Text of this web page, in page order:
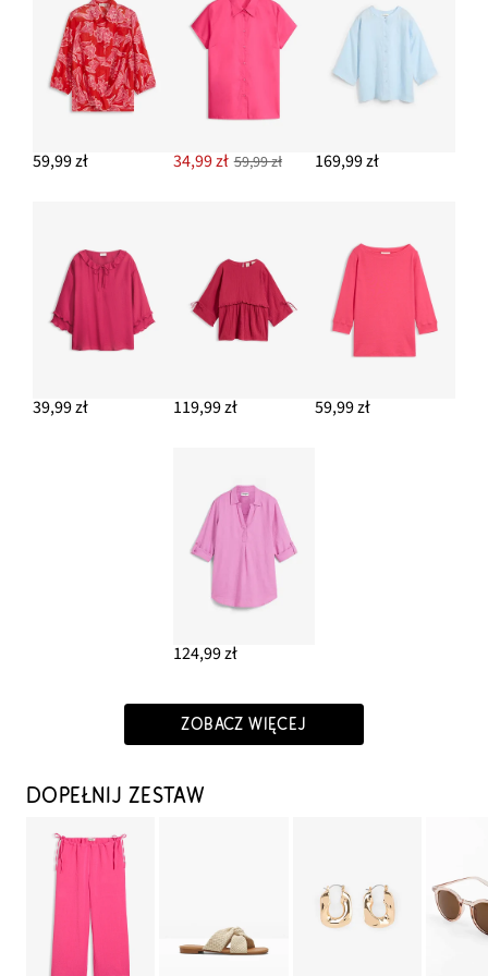
DODAJ DO KOSZYKA
59,99 zł 34,99 zł 59,99 zł 169,99 zł
39,99 zł 119,99 zł 59,99 zł
124,99 zł
ZOBACZ WIĘCEJ
DOPEŁNIJ ZESTAW